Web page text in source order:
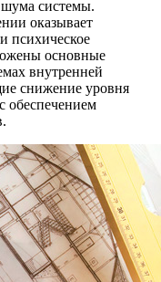
шума системы.
оказывает
психическое
основные
внутренней
снижение уровня
обеспечением